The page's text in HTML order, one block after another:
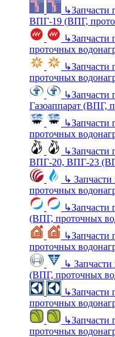
↳Запчасти
ВПГ-19 (ВПГ,
↳Запчасти
проточных
↳Запчасти
проточных
↳Запчасти
Газоаппарат (ВПГ,
↳Запчасти
проточных
↳Запчасти
ВПГ-20, ВПГ-23
↳
проточных
↳Запчасти
(ВПГ, проточных
↳Запчасти
проточных
↳ Запчасти
(ВПГ, проточных
↳Запчасти
проточных
↳Запчасти
проточных